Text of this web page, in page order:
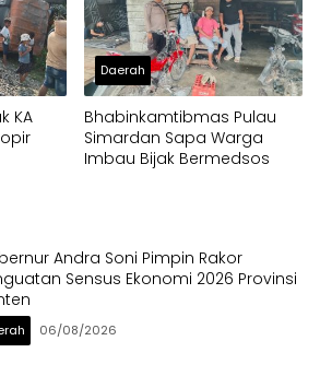
KA
Daerah
Bhabinkamtibmas Pulau
Simardan Sapa Warga
Imbau Bijak Bermedsos
Andra Soni Pimpin Rakor
Sensus Ekonomi 2026 Provinsi
06/08/2026